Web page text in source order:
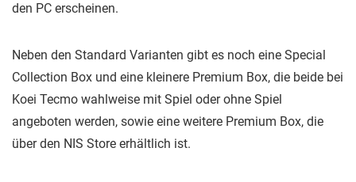
den PC erscheinen.
Neben den Standard Varianten gibt es noch eine Special
Collection Box und eine kleinere Premium Box, die beide bei
Koei Tecmo wahlweise mit Spiel oder ohne Spiel
angeboten werden, sowie eine weitere Premium Box, die
über den NIS Store erhältlich ist.